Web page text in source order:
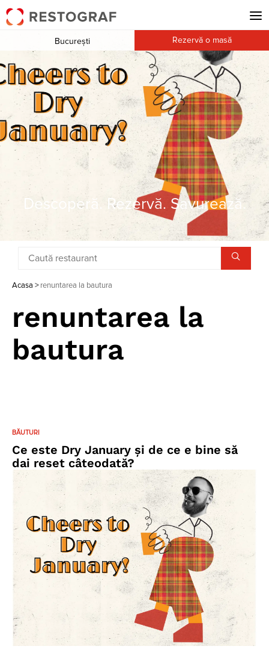
Descoperă. Rezervă. Savurează.
București Rezervă o masă
Acasa > renuntarea la bautura
renuntarea la
bautura
BĂUTURI
Ce este Dry January și de ce e bine să
dai reset câteodată?